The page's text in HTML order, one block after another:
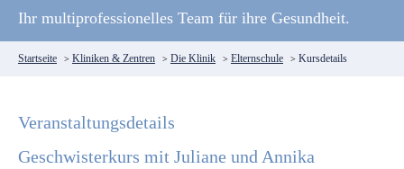
Ihr multiprofessionelles Team für ihre Gesundheit.
Startseite > Kliniken & Zentren > Die Klinik > Elternschule > Kursdetails
Veranstaltungsdetails
Geschwisterkurs mit Juliane und Annika